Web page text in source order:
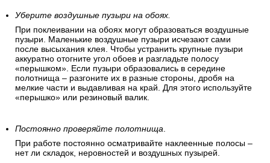
Уберите воздушные пузыри на обоях.
При поклеивании на обоях могут образоваться воздушные
пузыри. Маленькие воздушные пузыри исчезают сами
после высыхания клея. Чтобы устранить крупные пузыри
аккуратно отогните угол обоев и разгладьте полосу
«перышком». Если пузыри образовались в середине
полотнища – разгоните их в разные стороны, дробя на
мелкие части и выдавливая на край. Для этого используйте
«перышко» или резиновый валик.
Постоянно проверяйте полотнища.
При работе постоянно осматривайте наклеенные полосы –
нет ли складок, неровностей и воздушных пузырей.